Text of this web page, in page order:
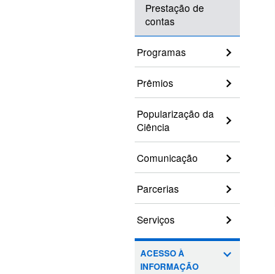
Prestação de
contas
Programas
Prêmios
Popularização da
Ciência
Comunicação
Parcerias
Serviços
ACESSO À
INFORMAÇÃO